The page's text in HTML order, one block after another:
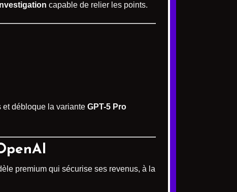
capable de relier les points.
et débloque la variante GPT-5 Pro
premium qui sécurise ses revenus, à la